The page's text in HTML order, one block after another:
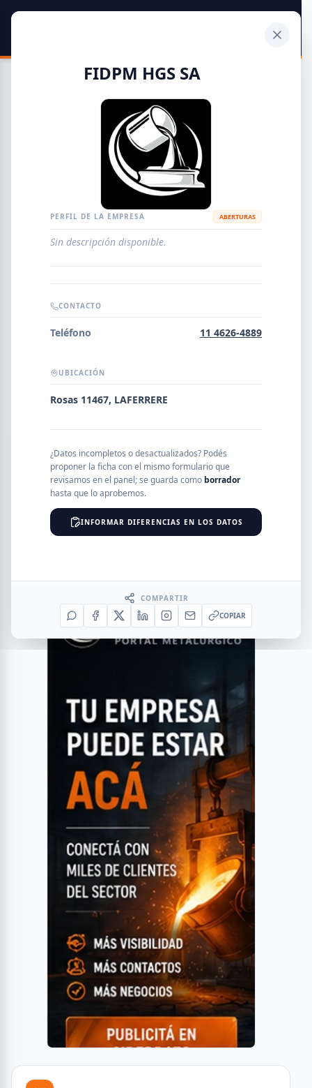
Guía de Empresas Metalúrgicas y Siderúrgicas
METALÚRGICAS
EMPRESAS AGREGAR EMPRESA
Error al cargar empresas.
SEGMENTO
FIDPM HGS SA
PERFIL DE LA EMPRESA ABERTURAS
Sin descripción disponible.
CONTACTO
Teléfono 11 4626-4889
UBICACIÓN
Rosas 11467, LAFERRERE
¿Datos incompletos o desactualizados? Podés
proponer la ficha con el mismo formulario que
revisamos en el panel; se guarda como borrador
hasta que lo aprobemos.
INFORMAR DIFERENCIAS EN LOS DATOS
COMPARTIR
COPIAR